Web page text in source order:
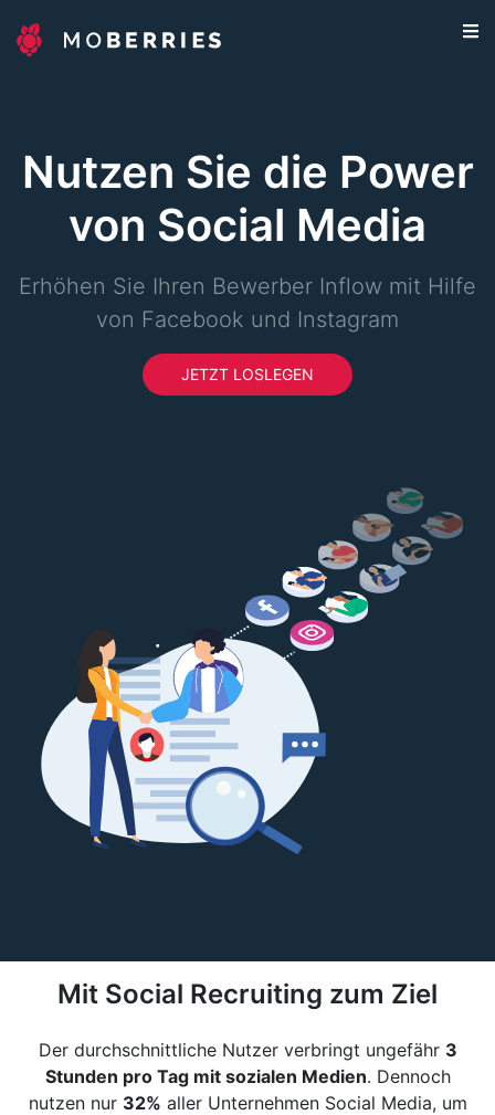
Nutzen Sie die Power
von Social Media
Erhöhen Sie Ihren Bewerber Inflow mit Hilfe
von Facebook und Instagram
JETZT LOSLEGEN
Mit Social Recruiting zum Ziel
Der durchschnittliche Nutzer verbringt ungefähr 3
Stunden pro Tag mit sozialen Medien. Dennoch
nutzen nur 32% aller Unternehmen Social Media, um